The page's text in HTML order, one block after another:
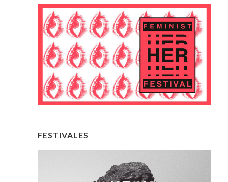
FESTIVALES